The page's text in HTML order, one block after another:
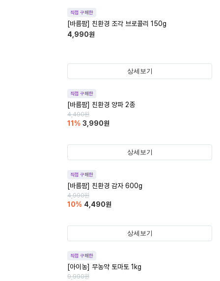
직접 구매한
[바름팜] 친환경 조각 브로콜리 150g
4,990원
상세보기
직접 구매한
[바름팜] 친환경 양파 2종
4,490원
11 % 3,990원
상세보기
직접 구매한
[바름팜] 친환경 감자 600g
4,990원
10% 4,490원
상세보기
직접 구매한
[아이농] 무농약 토마토 1kg
9,990원